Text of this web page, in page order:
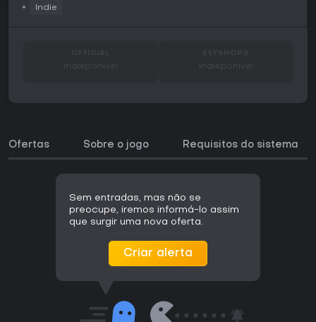
Indie
Indisponível Indisponível
Ofertas Sobre o jogo Requisitos do sistema
Sem entradas, mas não se
preocupe, iremos informá-lo assim
que surgir uma nova oferta.
Criar alerta